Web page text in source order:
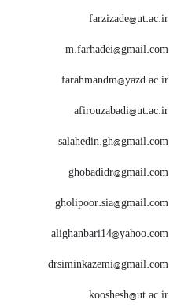
farzizade@ut.ac.ir
m.farhadei@gmail.com
farahmandm@yazd.ac.ir
afirouzabadi@ut.ac.ir
salahedin.gh@gmail.com
ghobadidr@gmail.com
gholipoor.sia@gmail.com
alighanbari14@yahoo.com
drsiminkazemi@gmail.com
kooshesh@ut.ac.ir